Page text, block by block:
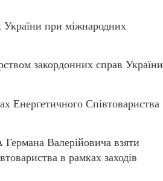
при міжнародних
закордонних справ України
Енергетичного Співтовариства
Валерійовича взяти
в рамках заходів